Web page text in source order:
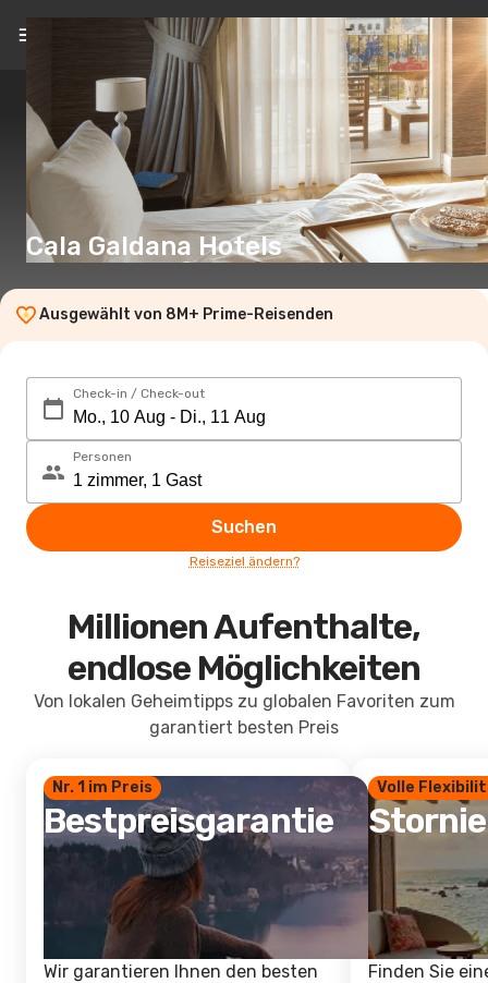
DE(CHF)
Cala Galdana Hotels
Ausgewählt von 8M+ Prime-Reisenden
Check-in / Check-out
Personen
Suchen
Reiseziel ändern?
Millionen Aufenthalte,
endlose Möglichkeiten
Von lokalen Geheimtipps zu globalen Favoriten zum
garantiert besten Preis
Nr. 1 im Preis
Bestpreisgarantie
Wir garantieren Ihnen den besten
Volle
Finden Sie